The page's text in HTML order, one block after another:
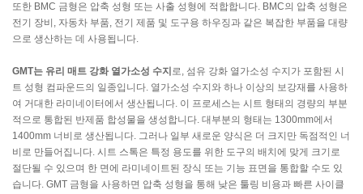
또한 BMC 금형은 압축 성형 또는 사출 성형에 적합합니다. BMC의 압축 성형은
전기 장비, 자동차 부품, 전기 제품 및 도구용 하우징과 같은 복잡한 부품을 대량
으로 생산하는 데 사용됩니다.
GMT는 유리 매트 강화 열가소성 수지 로, 섬유 강화 열가소성 수지가 포함된 시
트 성형 컴파운드의 일종입니다. 열가소성 수지와 하나 이상의 보강재를 사용하
여 거대한 라미네이터에서 생산됩니다. 이 프로세스는 시트 형태의 경량의 부분
적으로 통합된 반제품 합성물을 생성합니다. 대부분의 형태는 1300mm에서
1400mm 너비로 생산됩니다. 그러나 일부 새로운 양식은 더 크지만 독점적인 너
비로 만들어집니다. 시트 스톡은 특정 용도를 위한 도구의 배치에 맞게 크기로
절단될 수 있으며 한 면에 라미네이트된 장식 또는 기능 표면을 통합할 수도 있
습니다. GMT 금형을 사용하면 압축 성형을 통해 낮은 툴링 비용과 빠른 사이클